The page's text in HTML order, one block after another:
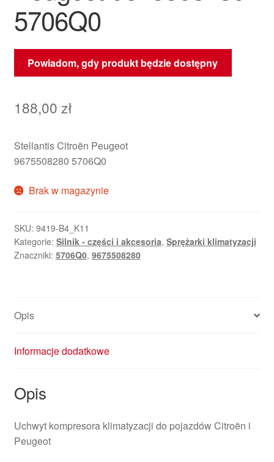
5706Q0
Powiadom, gdy produkt będzie dostępny
188,00 zł
Stellantis Citroën Peugeot
9675508280 5706Q0
Brak w magazynie
SKU: 9419-B4_K11
Kategorie: Silnik - części i akcesoria, Sprężarki klimatyzacji
Znaczniki: 5706Q0, 9675508280
Opis
Informacje dodatkowe
Opis
Uchwyt kompresora klimatyzacji do pojazdów Citroën i
Peugeot